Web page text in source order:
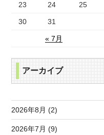
« 7月
23 24 25
30 31
アーカイブ
2026年8月 (2)
2026年7月 (9)